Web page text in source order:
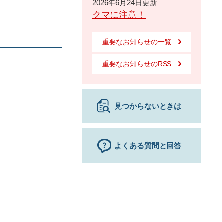
2026年6月24日更新
クマに注意！
重要なお知らせの一覧
重要なお知らせのRSS
見つからないときは
よくある質問と回答